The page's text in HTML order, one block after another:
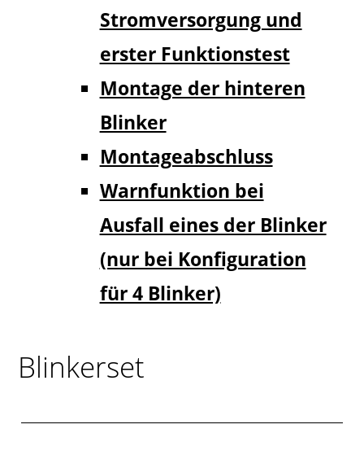
Stromversorgung und
erster Funktionstest
Montage der hinteren
Blinker
Montageabschluss
Warnfunktion bei
Ausfall eines der Blinker
(nur bei Konfiguration
für 4 Blinker)
Blinkerset